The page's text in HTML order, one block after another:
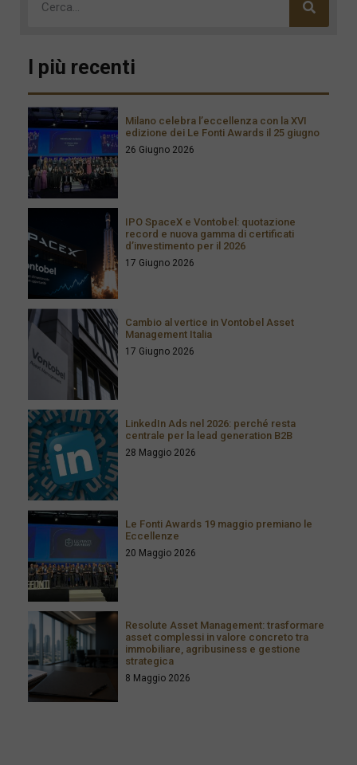
I più recenti
Milano celebra l’eccellenza con la XVI
edizione dei Le Fonti Awards il 25 giugno
26 Giugno 2026
IPO SpaceX e Vontobel: quotazione
record e nuova gamma di certificati
d’investimento per il 2026
17 Giugno 2026
Cambio al vertice in Vontobel Asset
Management Italia
17 Giugno 2026
LinkedIn Ads nel 2026: perché resta
centrale per la lead generation B2B
28 Maggio 2026
Le Fonti Awards 19 maggio premiano le
Eccellenze
20 Maggio 2026
Resolute Asset Management: trasformare
asset complessi in valore concreto tra
immobiliare, agribusiness e gestione
strategica
8 Maggio 2026